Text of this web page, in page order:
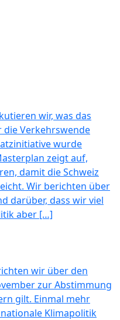
wir, was das
Verkehrswende
wurde
zeigt auf,
damit die Schweiz
Wir berichten über
darüber, dass wir viel
aber […]
wir über den
zur Abstimmung
gilt. Einmal mehr
Klimapolitik